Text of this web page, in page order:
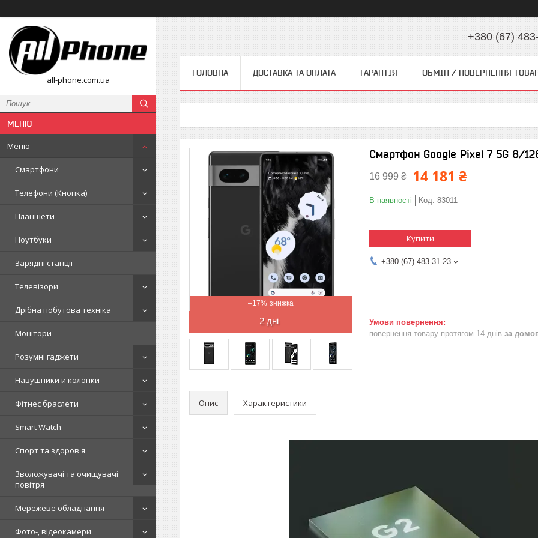
all-phone.com.ua
Меню
Смартфони
Телефони (Кнопка)
Планшети
Ноутбуки
Зарядні станції
Телевізори
Дрібна побутова техніка
Монітори
Розумні гаджети
Навушники и колонки
Фітнес браслети
Smart Watch
Спорт та здоров'я
Зволожувачі та очищувачі
повітря
Мережеве обладнання
Фото-, відеокамери
+380 (67)
ГОЛОВНА ДОСТАВКА ТА ОПЛАТА ГАРАНТІЯ ОБМІН / ПОВЕРНЕННЯ
–17%
2 дні
Смартфон Google Pixel 7 5G 8/
16 999 ₴ 14 181 ₴
В наявності Код: 83011
Купити
+380 (67) 483-31-23
повернення товару протягом 14 днів за
Опис Характеристики